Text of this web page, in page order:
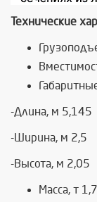
Технические
-Длина, м 5,145
-Ширина, м 2,5
-Высота, м 2,05
Масса, т